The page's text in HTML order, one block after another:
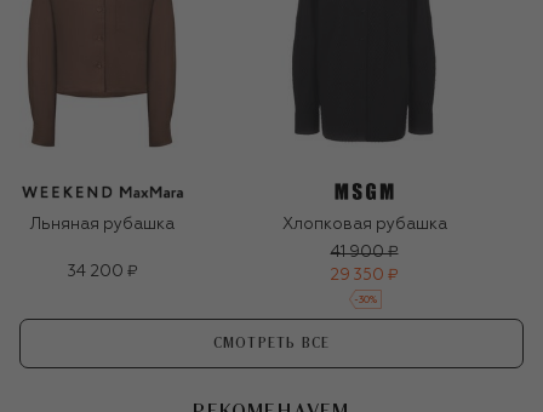
Льняная рубашка
34 200 ₽
Хлопковая рубашка
41 900 ₽
29 350 ₽
-30%
СМОТРЕТЬ ВСЕ